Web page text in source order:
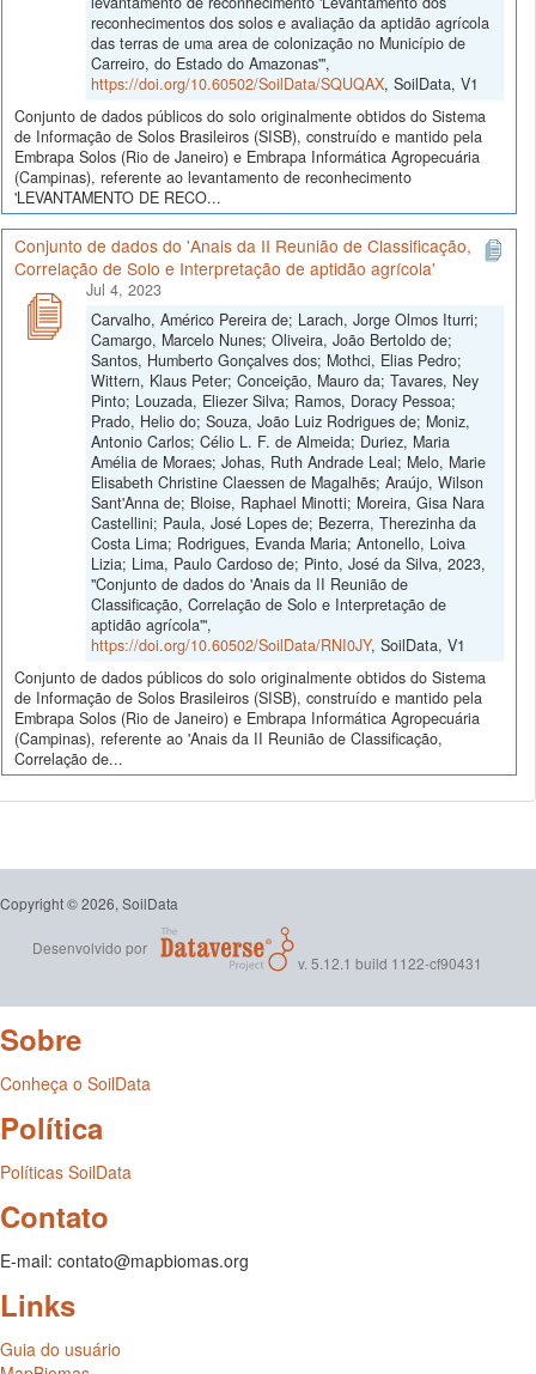
reconhecimentos dos solos e avaliação da aptidão agrícola
das terras de uma area de colonização no Município de
Carreiro, do Estado do Amazonas'",
https://doi.org/10.60502/SoilData/SQUQAX, SoilData, V1
Conjunto de dados públicos do solo originalmente obtidos do Sistema
de Informação de Solos Brasileiros (SISB), construído e mantido pela
Embrapa Solos (Rio de Janeiro) e Embrapa Informática Agropecuária
(Campinas), referente ao levantamento de reconhecimento
'LEVANTAMENTO DE RECO...
Conjunto de dados do 'Anais da II Reunião de Classificação,
Correlação de Solo e Interpretação de aptidão agrícola'
Jul 4, 2023
Carvalho, Américo Pereira de; Larach, Jorge Olmos Iturri;
Camargo, Marcelo Nunes; Oliveira, João Bertoldo de;
Santos, Humberto Gonçalves dos; Mothci, Elias Pedro;
Wittern, Klaus Peter; Conceição, Mauro da; Tavares, Ney
Pinto; Louzada, Eliezer Silva; Ramos, Doracy Pessoa;
Prado, Helio do; Souza, João Luiz Rodrigues de; Moniz,
Antonio Carlos; Célio L. F. de Almeida; Duriez, Maria
Amélia de Moraes; Johas, Ruth Andrade Leal; Melo, Marie
Elisabeth Christine Claessen de Magalhẽs; Araújo, Wilson
Sant'Anna de; Bloise, Raphael Minotti; Moreira, Gisa Nara
Castellini; Paula, José Lopes de; Bezerra, Therezinha da
Costa Lima; Rodrigues, Evanda Maria; Antonello, Loiva
Lizia; Lima, Paulo Cardoso de; Pinto, José da Silva, 2023,
"Conjunto de dados do 'Anais da II Reunião de
Classificação, Correlação de Solo e Interpretação de
aptidão agrícola'",
https://doi.org/10.60502/SoilData/RNI0JY, SoilData, V1
Conjunto de dados públicos do solo originalmente obtidos do Sistema
de Informação de Solos Brasileiros (SISB), construído e mantido pela
Embrapa Solos (Rio de Janeiro) e Embrapa Informática Agropecuária
(Campinas), referente ao 'Anais da II Reunião de Classificação,
Correlação de...
Copyright © 2026, SoilData
Desenvolvido por
v. 5.12.1 build 1122-cf90431
Sobre
Conheça o SoilData
Política
Políticas SoilData
Contato
E-mail: contato@mapbiomas.org
Links
Guia do usuário